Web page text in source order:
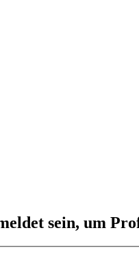
sein, um